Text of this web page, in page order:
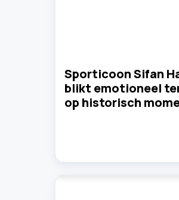
Sporticoon Sifan
blikt emotioneel
op historisch